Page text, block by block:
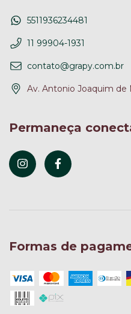
5511936234481
11 99904-1931
contato@grapy.com.br
Av. Antonio Joaquim de
Permaneça
Formas de